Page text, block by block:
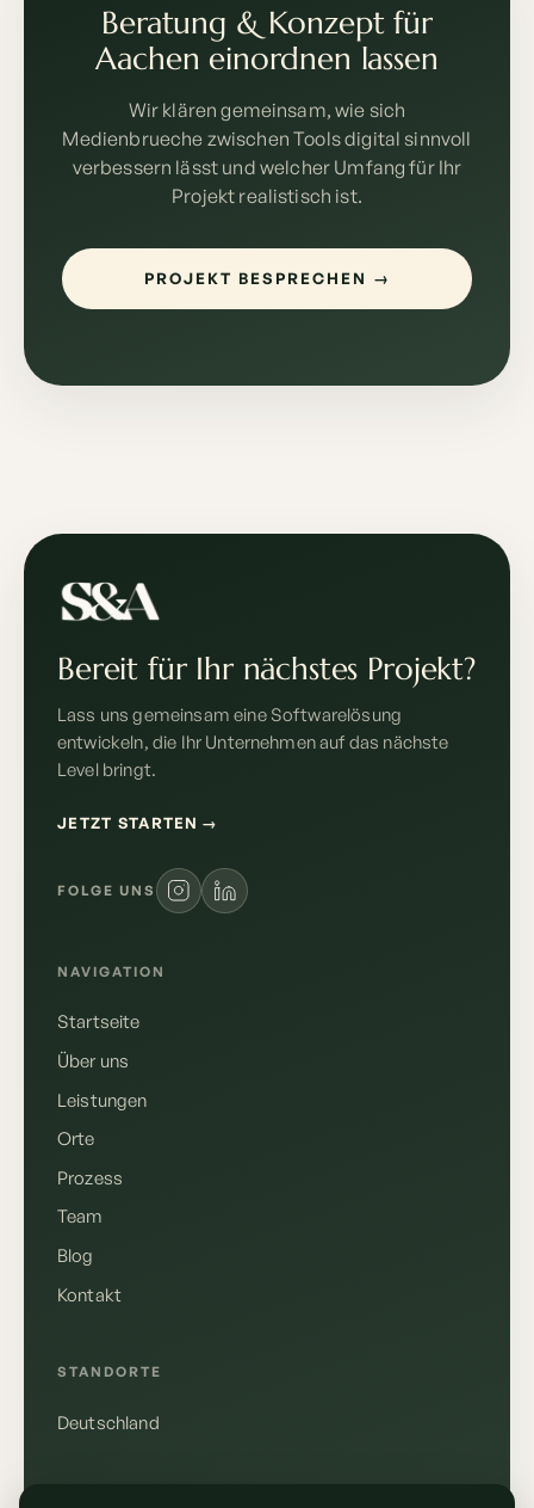
Beratung & Konzept für
Aachen einordnen lassen
Wir klären gemeinsam, wie sich
Medienbrueche zwischen Tools digital sinnvoll
verbessern lässt und welcher Umfang für Ihr
Projekt realistisch ist.
PROJEKT BESPRECHEN →
Bereit für Ihr nächstes Projekt?
Lass uns gemeinsam eine Softwarelösung
entwickeln, die Ihr Unternehmen auf das nächste
Level bringt.
JETZT STARTEN →
FOLGE UNS
NAVIGATION
Startseite
Über uns
Leistungen
Orte
Prozess
Team
Blog
Kontakt
STANDORTE
Deutschland